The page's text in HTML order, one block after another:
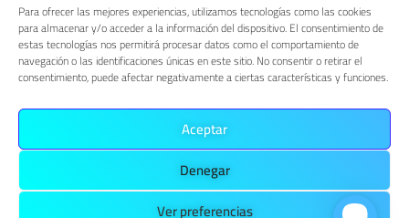
Para ofrecer las mejores experiencias, utilizamos tecnologías como las cookies
para almacenar y/o acceder a la información del dispositivo. El consentimiento de
estas tecnologías nos permitirá procesar datos como el comportamiento de
navegación o las identificaciones únicas en este sitio. No consentir o retirar el
consentimiento, puede afectar negativamente a ciertas características y funciones.
Aceptar
Denegar
Ver preferencias
PRIVACIDAD POLÍTICA DE COOKIES AVISO LEGAL